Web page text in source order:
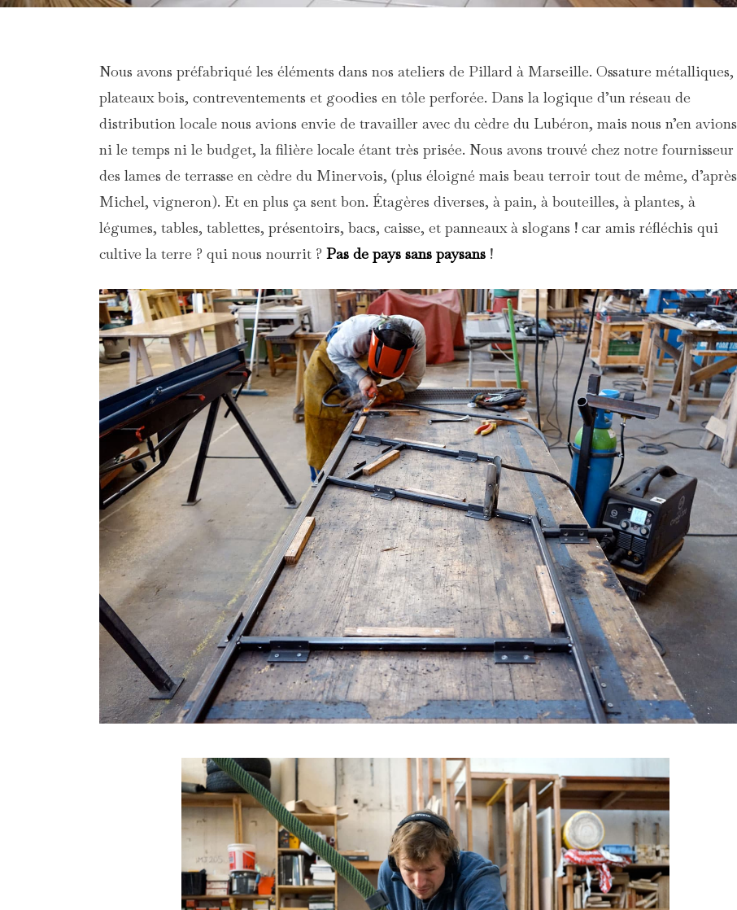
Nous avons préfabriqué les éléments dans nos ateliers de Pillard à Marseille. Ossature métalliques,
plateaux bois, contreventements et goodies en tôle perforée. Dans la logique d’un réseau de
distribution locale nous avions envie de travailler avec du cèdre du Lubéron, mais nous n’en avions
ni le temps ni le budget, la filière locale étant très prisée. Nous avons trouvé chez notre fournisseur
des lames de terrasse en cèdre du Minervois, (plus éloigné mais beau terroir tout de même, d’après
Michel, vigneron). Et en plus ça sent bon. Étagères diverses, à pain, à bouteilles, à plantes, à
légumes, tables, tablettes, présentoirs, bacs, caisse, et panneaux à slogans ! car amis réfléchis qui
cultive la terre ? qui nous nourrit ?Pas de pays sans paysans !